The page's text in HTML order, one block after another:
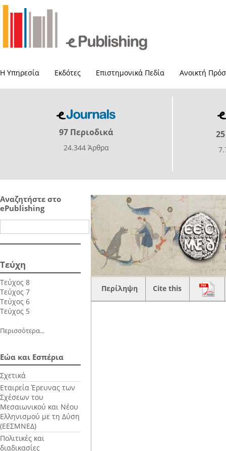
Η Υπηρεσία Εκδότες Επιστημονικά Πεδία Ανοικτή
97 Περιοδικά
24.344 Άρθρα
Αναζητήστε στο
ePublishing
Τεύχη
Τεύχος 8
Τεύχος 7
Τεύχος 6
Τεύχος 5
Περισσότερα...
Εώα και Εσπέρια
Σχετικά
Εταιρεία Έρευνας των
Σχέσεων του
Μεσαιωνικού και Νέου
Ελληνισμού με τη Δύση
(ΕΕΣΜΝΕΔ)
Πολιτικές και
διαδικασίες
Περίληψη Cite this